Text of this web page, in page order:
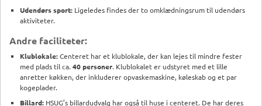
Udendørs sport: Ligeledes findes der to omklædningsrum til udendørs
aktiviteter.
Andre faciliteter:
Klublokale:Centeret har et klublokale, der kan lejes til mindre fester
med plads til ca. 40 personer. Klublokalet er udstyret med et lille
anretter køkken, der inkluderer opvaskemaskine, køleskab og et par
kogeplader.
Billard: HSUG’s billardudvalg har også til huse i centeret. De har deres